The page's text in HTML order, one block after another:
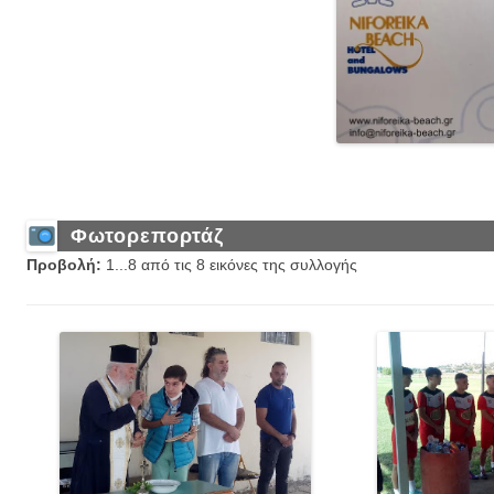
Φωτορεπορτάζ
Προβολή: 1...8 από τις 8 εικόνες της συλλογής